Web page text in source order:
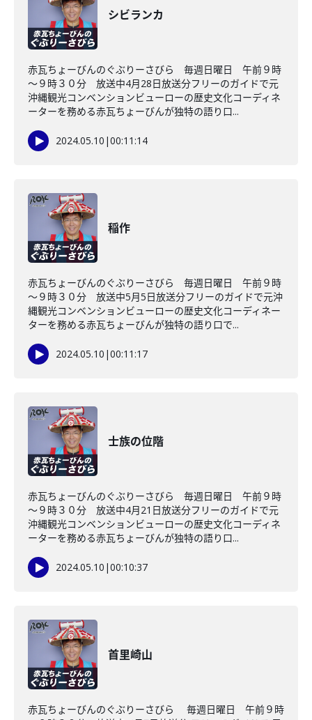
シビランカ
赤瓦ちょーびんのぐぶりーさびら 毎週日曜日 午前９時
～９時３０分 放送中4月28日放送分フリーのガイドで元
沖縄観光コンベンションビューローの歴史文化コーディネ
ーターを務める赤瓦ちょーびんが独特の語り口...
2024.05.10 |00:11:14
稲作
赤瓦ちょーびんのぐぶりーさびら 毎週日曜日 午前９時
～９時３０分 放送中5月5日放送分フリーのガイドで元沖
縄観光コンベンションビューローの歴史文化コーディネー
ターを務める赤瓦ちょーびんが独特の語り口で...
2024.05.10 |00:11:17
士族の位階
赤瓦ちょーびんのぐぶりーさびら 毎週日曜日 午前９時
～９時３０分 放送中4月21日放送分フリーのガイドで元
沖縄観光コンベンションビューローの歴史文化コーディネ
ーターを務める赤瓦ちょーびんが独特の語り口...
2024.05.10 |00:10:37
首里崎山
赤瓦ちょーびんのぐぶりーさびら 毎週日曜日 午前９時